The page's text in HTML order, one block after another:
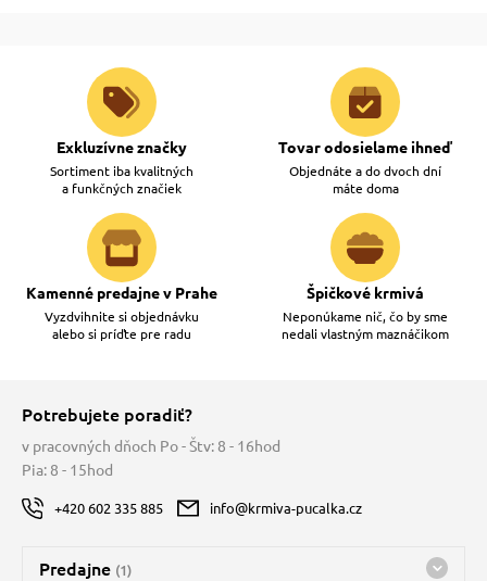
Exkluzívne značky
Sortiment iba kvalitných
a funkčných značiek
Tovar odosielame ihneď
Objednáte a do dvoch dní
máte doma
Kamenné predajne v Prahe
Vyzdvihnite si objednávku
alebo si príďte pre radu
Špičkové krmivá
Neponúkame nič, čo by sme
nedali vlastným maznáčikom
Potrebujete poradiť?
v pracovných dňoch Po - Štv: 8 - 16hod
Pia: 8 - 15hod
+420 602 335 885 info@krmiva-pucalka.cz
Predajne (1)